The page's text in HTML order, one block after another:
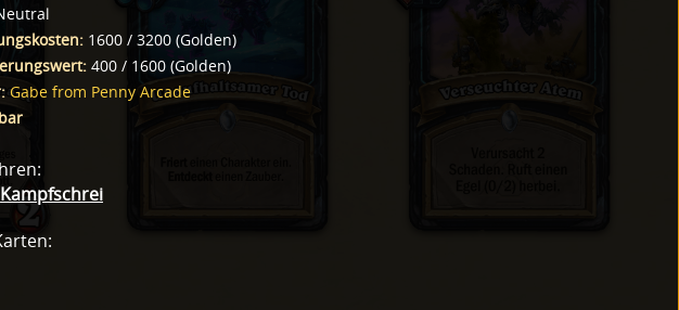
: 1600 / 3200 (Golden)
: 400 / 1600 (Golden)
: Gabe from Penny Arcade
:
Kampfschrei
: